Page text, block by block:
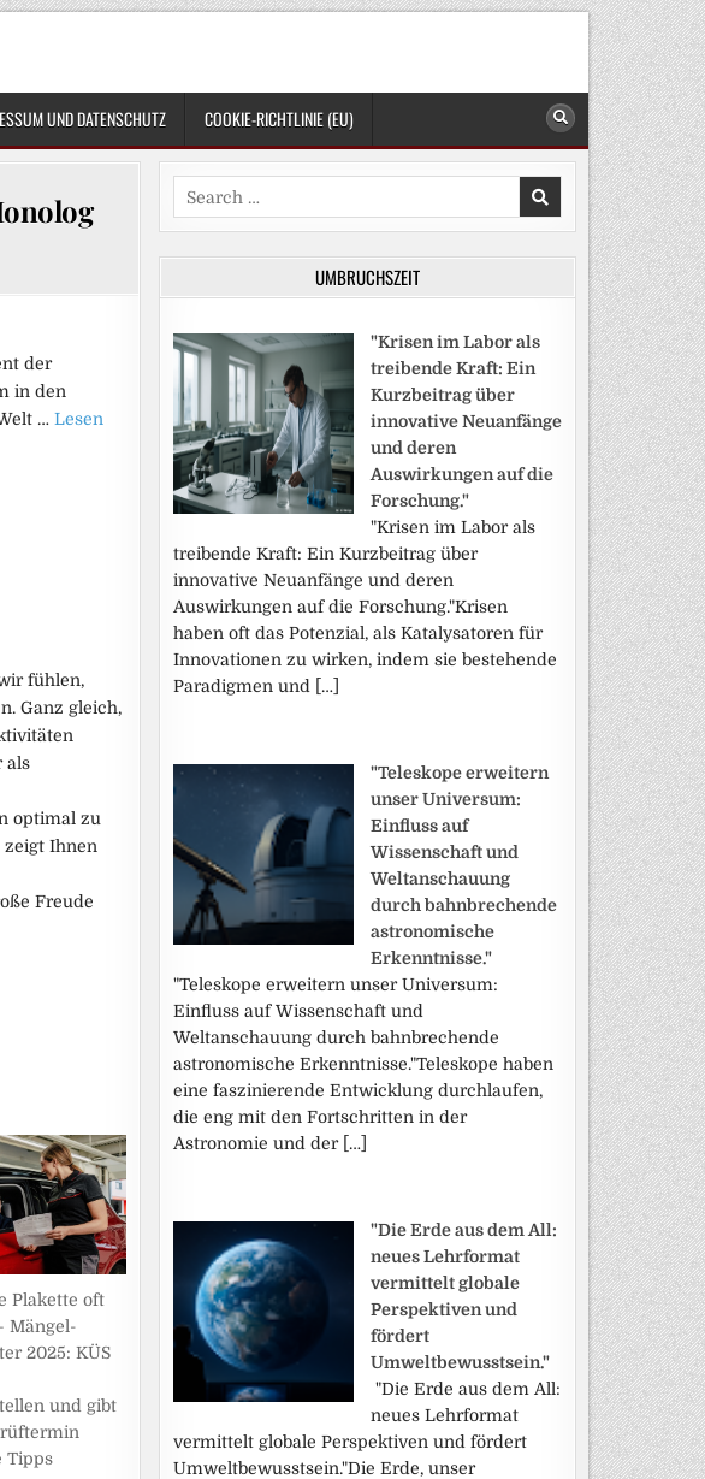
UND DATENSCHUTZ COOKIE-RICHTLINIE (EU)
der
in den
… Lesen
fühlen,
Ganz gleich,
als
optimal zu
Ihnen
Freude
Plakette oft
Mängel-
2025: KÜS
und gibt
Tipps
Search
for:
UMBRUCHSZEIT
"Krisen im Labor als
treibende Kraft: Ein
Kurzbeitrag über
innovative Neuanfänge
und deren
Auswirkungen auf die
Forschung."
"Krisen im Labor als
treibende Kraft: Ein Kurzbeitrag über
innovative Neuanfänge und deren
Auswirkungen auf die Forschung."Krisen
haben oft das Potenzial, als Katalysatoren für
Innovationen zu wirken, indem sie bestehende
Paradigmen und […]
"Teleskope erweitern
unser Universum:
Einfluss auf
Wissenschaft und
Weltanschauung
durch bahnbrechende
astronomische
Erkenntnisse."
"Teleskope erweitern unser Universum:
Einfluss auf Wissenschaft und
Weltanschauung durch bahnbrechende
astronomische Erkenntnisse."Teleskope haben
eine faszinierende Entwicklung durchlaufen,
die eng mit den Fortschritten in der
Astronomie und der […]
"Die Erde aus dem All:
neues Lehrformat
vermittelt globale
Perspektiven und
fördert
Umweltbewusstsein."
"Die Erde aus dem All:
neues Lehrformat
vermittelt globale Perspektiven und fördert
Umweltbewusstsein."Die Erde, unser